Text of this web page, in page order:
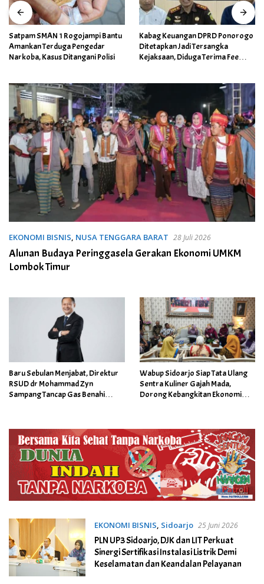
Satpam SMAN 1 Rogojampi Bantu
Amankan Terduga Pengedar
Narkoba, Kasus Ditangani Polisi
Kabag Keuangan DPRD Ponorogo
Ditetapkan Jadi Tersangka
Kejaksaan, Diduga Terima Fee
EKONOMI BISNIS, NUSA TENGGARA BARAT 28 Juli 2026
Alunan Budaya Peringgasela Gerakan Ekonomi UMKM
Lombok Timur
Baru Sebulan Menjabat, Direktur
RSUD dr Mohammad Zyn
Sampang Tancap Gas Benahi
Wabup Sidoarjo Siap Tata Ulang
Sentra Kuliner Gajah Mada,
Dorong Kebangkitan Ekonomi
EKONOMI BISNIS, Sidoarjo 25 Juni 2026
PLN UP3 Sidoarjo, DJK dan LIT Perkuat
Sinergi Sertifikasi Instalasi Listrik Demi
Keselamatan dan Keandalan Pelayanan